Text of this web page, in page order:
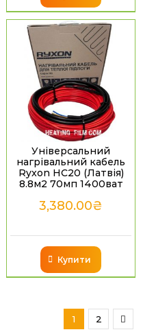
Універсальний
нагрівальний кабель
Ryxon HC20 (Латвія)
8.8м2 70мп 1400ват
3,380.00₴
Купити
1 2